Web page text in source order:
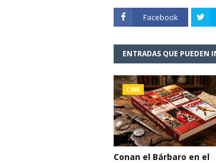
Facebook
ENTRADAS QUE PUEDEN
CINE
Conan el Bárbaro en el